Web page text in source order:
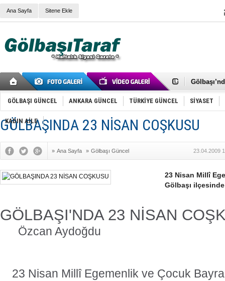
Ana Sayfa Sitene Ekle
Cemal
FAİZ
OLİMPİK
SÖZ
TÜRKİYE
Mikail
Gölbaşı
İNCEK
GÖLBAŞI GÜNCEL ANKARA GÜNCEL TÜRKİYE GÜNCEL SİYASET
KADIN AİLE
GÖLBAŞINDA 23 NİSAN COŞKUSU
» Ana Sayfa » Gölbaşı Güncel 23.04.2009
23 Nisan Millî
Gölbaşı
GÖLBAŞI'NDA 23 NİSAN
Özcan Aydoğdu
23 Nisan Millî Egemenlik ve Çocuk